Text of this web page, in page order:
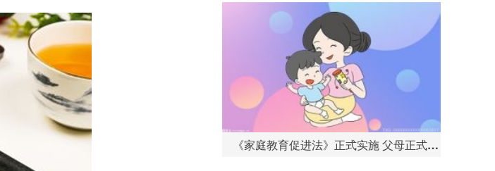
《家庭教育促进法》正式实施 父母正式进入“依法带娃”时代